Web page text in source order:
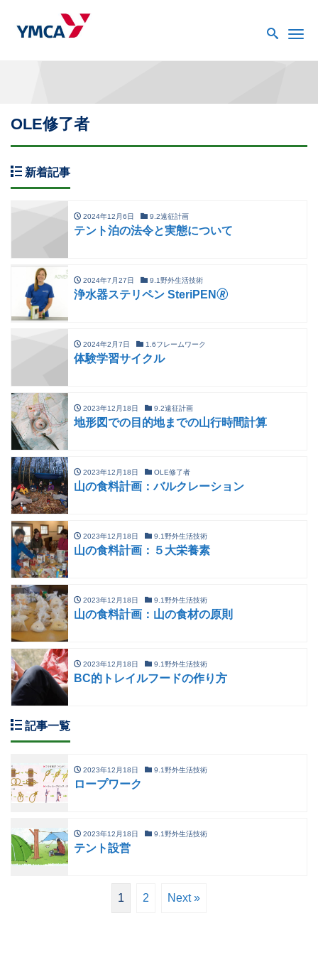
OLE修了者
新着記事
2024年12月6日 9.2遠征計画
テント泊の法令と実態について
2024年7月27日 9.1野外生活技術
浄水器ステリペン SteriPEN🄬
2024年2月7日 1.6フレームワーク
体験学習サイクル
2023年12月18日 9.2遠征計画
地形図での目的地までの山行時間計算
2023年12月18日 OLE修了者
山の食料計画：バルクレーション
2023年12月18日 9.1野外生活技術
山の食料計画：５大栄養素
2023年12月18日 9.1野外生活技術
山の食料計画：山の食材の原則
2023年12月18日 9.1野外生活技術
BC的トレイルフードの作り方
記事一覧
2023年12月18日 9.1野外生活技術
ロープワーク
2023年12月18日 9.1野外生活技術
テント設営
1 2 Next »